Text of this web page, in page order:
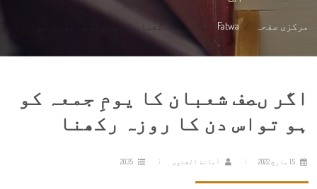
مرکزی صفحہ Fatwa اگر ںصف شعبان کا یومِ جمعہ کو ہو تو...
اگر ںصف شعبان کا یومِ جمعہ کو
ہو تواس دن کا روزہ رکھنا
أمانة الفتوى